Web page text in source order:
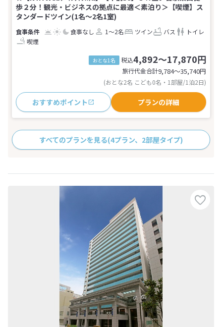
歩２分！観光・ビジネスの拠点に最適＜素泊り＞【喫煙】ス
タンダードツイン(1名～2名1室)
食事なし 1～2名 ツイン バス
トイレ
喫煙
おとな1名 税込4,892～17,870円
旅行代金合計9,784〜35,740円
(おとな2名 こども0名・1部屋/1泊2日)
おすすめポイント プランの詳細
すべてのプランを見る(4プラン、2部屋タイプ)